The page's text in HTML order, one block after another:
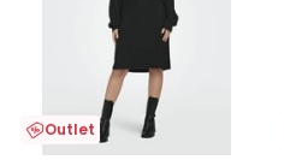
Outlet